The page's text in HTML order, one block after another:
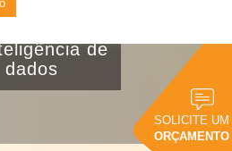
SOLICITE UM
ORÇAMENTO
para
de
dados